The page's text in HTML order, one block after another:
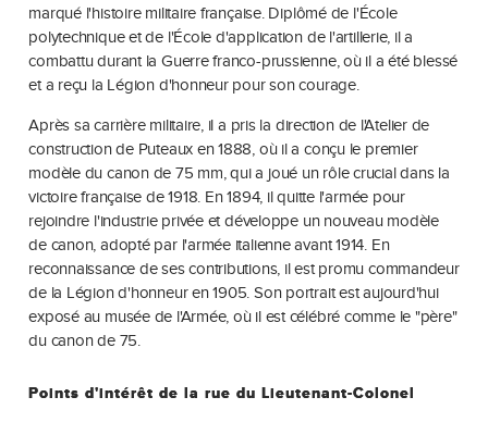
marqué l'histoire militaire française. Diplômé de l'École
polytechnique et de l'École d'application de l'artillerie, il a
combattu durant la Guerre franco-prussienne, où il a été blessé
et a reçu la Légion d'honneur pour son courage.
Après sa carrière militaire, il a pris la direction de l'Atelier de
construction de Puteaux en 1888, où il a conçu le premier
modèle du canon de 75 mm, qui a joué un rôle crucial dans la
victoire française de 1918. En 1894, il quitte l'armée pour
rejoindre l'industrie privée et développe un nouveau modèle
de canon, adopté par l'armée italienne avant 1914. En
reconnaissance de ses contributions, il est promu commandeur
de la Légion d'honneur en 1905. Son portrait est aujourd'hui
exposé au musée de l'Armée, où il est célébré comme le "père"
du canon de 75.
Points d'intérêt de la rue du Lieutenant-Colonel